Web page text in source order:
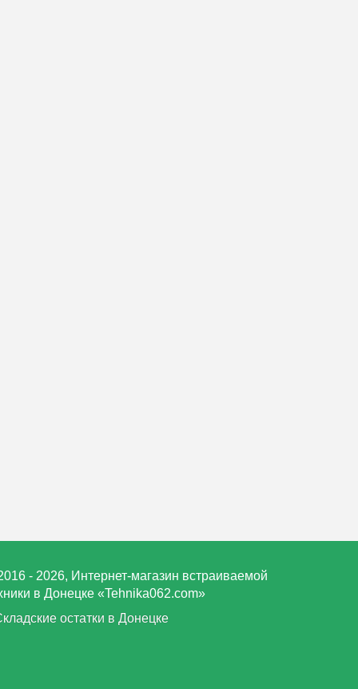
- 2026, Интернет-магазин встраиваемой
в Донецке «Tehnika062.com»
остатки в Донецке